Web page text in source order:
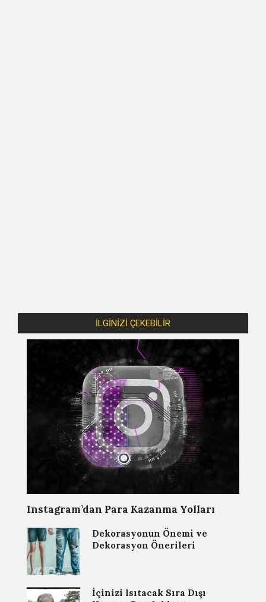
İLGİNİZİ ÇEKEBİLİR
Instagram’dan Para Kazanma Yolları
Dekorasyonun Önemi ve
Dekorasyon Önerileri
İçinizi Isıtacak Sıra Dışı